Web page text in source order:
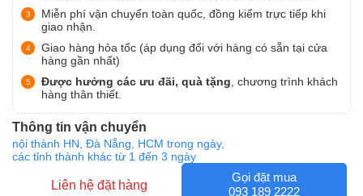
Miễn phí vận chuyển toàn quốc, đồng kiểm trực tiếp khi
giao nhận.
Giao hàng hỏa tốc (áp dụng đối với hàng có sẵn tại cửa
hàng gần nhất)
Được hưởng các ưu đãi, quà tặng , chương trình khách
hàng thân thiết.
Thông tin vận chuyển
nội thành HN, Đà Nẵng, HCM trong ngày,
các tỉnh thành khác từ 1 đến 3 ngày
Liên hệ đặt hàng
Gọi đặt mua
093 189 2222